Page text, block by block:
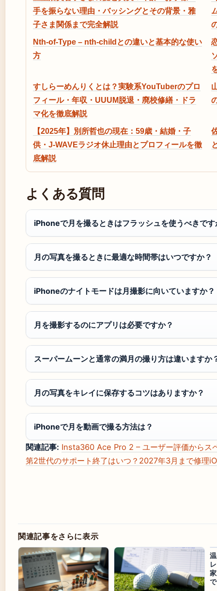
手を振らない理由・バッシングとその背景・雅
子さま関係まで完全解説
Nth-of-Type – nth-childとの違いと基本的な使い
方
すしらーめんりくとは？実験系YouTuberのプロ
フィール・年収・UUUM脱退・廃校修繕・ドラ
マ化を徹底解説
【2025年】別所哲也の現在：59歳・結婚・子
供・J-WAVEラジオ休止理由とプロフィールを徹
底解説
よくある質問
iPhoneで月を撮るときはフラッシュを使うべきです
月の写真を撮るときに最適な時間帯はいつですか？
iPhoneのナイトモードは月撮影に向いていますか？
月を撮影するのにアプリは必要ですか？
スーパームーンと通常の満月の撮り方は違いますか
月の写真をキレイに保存するコツはありますか？
iPhoneで月を動画で撮る方法は？
関連記事: Insta360 Ace Pro 2 – ユーザー評価からス
第2世代のサポート終了はいつ？2027年3月まで修理
関連記事をさらに表示